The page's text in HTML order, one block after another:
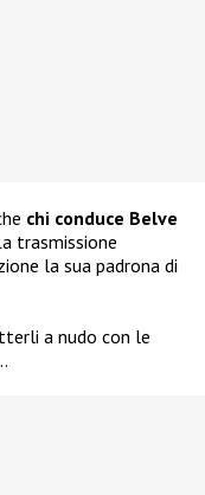
chi conduce Belve
trasmissione
la sua padrona di
a nudo con le